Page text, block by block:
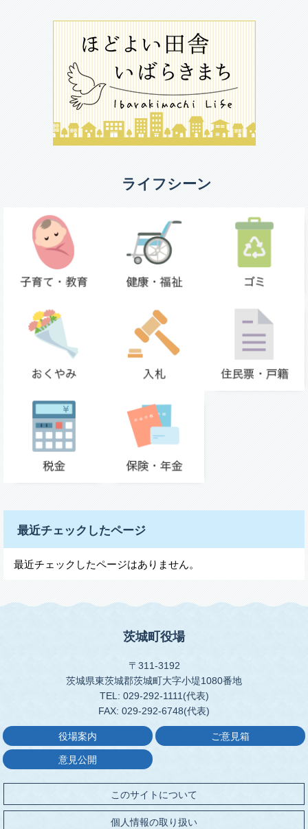
ライフシーン
最近チェックしたページ
最近チェックしたページはありません。
茨城町役場
〒311-3192
茨城県東茨城郡茨城町大字小堤1080番地
TEL: 029-292-1111(代表)
FAX: 029-292-6748(代表)
役場案内 ご意見箱
意見公開
このサイトについて
個人情報の取り扱い